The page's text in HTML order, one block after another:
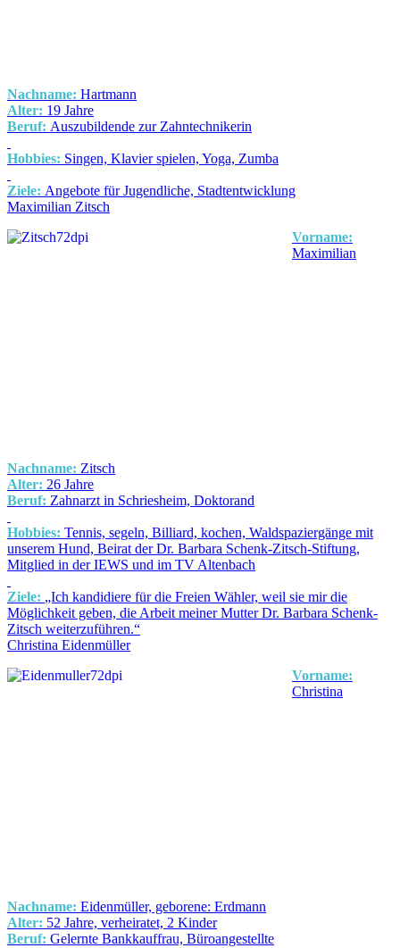
Nachname: Hartmann
Alter: 19 Jahre
Beruf: Auszubildende zur Zahntechnikerin
Hobbies: Singen, Klavier spielen, Yoga, Zumba
Ziele: Angebote für Jugendliche, Stadtentwicklung
Maximilian Zitsch
Vorname:
Maximilian
Nachname: Zitsch
Alter: 26 Jahre
Beruf: Zahnarzt in Schriesheim, Doktorand
Hobbies: Tennis, segeln, Billiard, kochen, Waldspaziergänge mit
unserem Hund, Beirat der Dr. Barbara Schenk-Zitsch-Stiftung,
Mitglied in der IEWS und im TV Altenbach
Ziele: „Ich kandidiere für die Freien Wähler, weil sie mir die
Möglichkeit geben, die Arbeit meiner Mutter Dr. Barbara Schenk-
Zitsch weiterzuführen.“
Christina Eidenmüller
Vorname:
Christina
Nachname: Eidenmüller, geborene: Erdmann
Alter: 52 Jahre, verheiratet, 2 Kinder
Beruf: Gelernte Bankkauffrau, Büroangestellte